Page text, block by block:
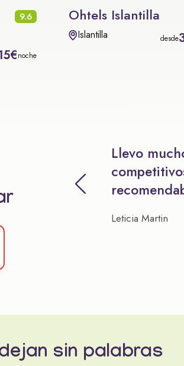
9.6
noche
Ohtels Islantilla
Islantilla desde
Llevo
Leticia Martin
sin palabras